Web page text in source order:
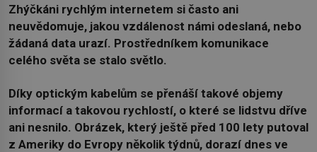
Zhýčkáni rychlým internetem si často ani
neuvědomuje, jakou vzdálenost námi odeslaná, nebo
žádaná data urazí. Prostředníkem komunikace
celého světa se stalo světlo.
Díky optickým kabelům se přenáší takové objemy
informací a takovou rychlostí, o které se lidstvu dříve
ani nesnilo. Obrázek, který ještě před 100 lety putoval
z Ameriky do Evropy několik týdnů, dorazí dnes ve